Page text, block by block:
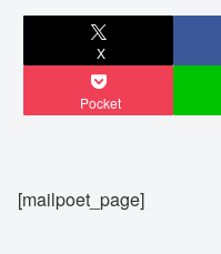
X
Pocket
[mailpoet_page]